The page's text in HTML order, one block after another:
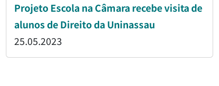
Projeto Escola na Câmara recebe visita de
alunos de Direito da Uninassau
25.05.2023